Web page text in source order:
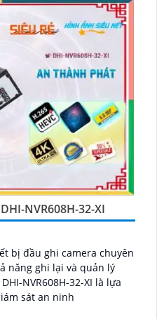
NVR608H-32-XI
bị đầu ghi camera chuyên
NVR608H-32-XI là lựa
sát an ninh